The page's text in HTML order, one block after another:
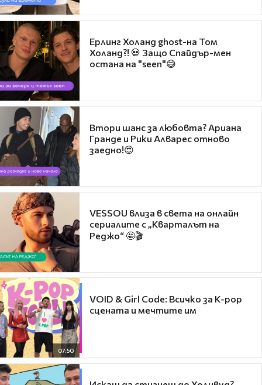
Ерлинг Холанд ghost-на Том
Холанд?! 💀 Защо Спайдър-мен
остана на "seen"😅
Втори шанс за любовта? Ариана
Гранде и Рики Алварес отново
заедно!😍
VESSOU влиза в света на онлайн
сериалите с „Кварталът на
Реджо“ 🤩🎬
07:50
VOID & Girl Code: Всичко за K-pop
сцената и мечтите им